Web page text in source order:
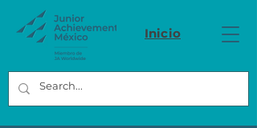
Inicio